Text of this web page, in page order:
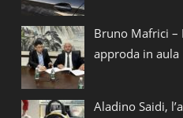
Bruno Mafrici –
approda in aula
Aladino Saidi,